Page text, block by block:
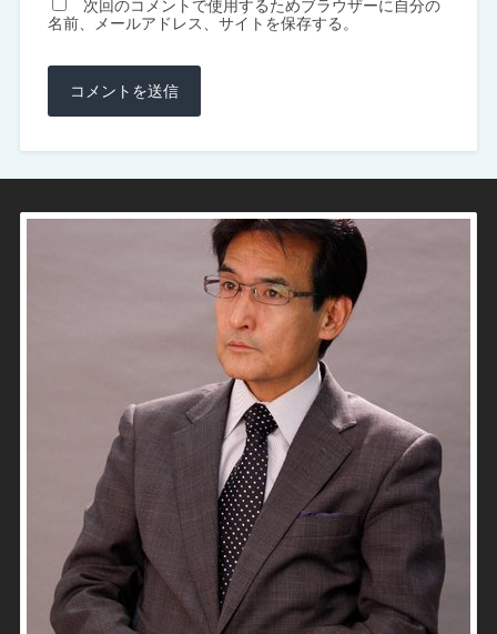
次回のコメントで使用するためブラウザーに自分の
名前、メールアドレス、サイトを保存する。